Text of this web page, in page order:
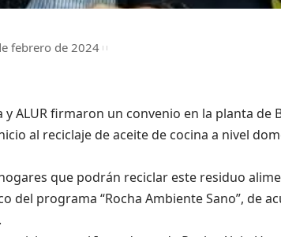
febrero de 2024
y ALUR firmaron un convenio en la planta de
al reciclaje de aceite de cocina a nivel
que podrán reciclar este residuo
del programa “Rocha Ambiente Sano”, de